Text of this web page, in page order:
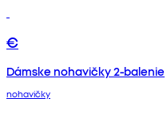
€
Dámske nohavičky 2-balenie
nohavičky